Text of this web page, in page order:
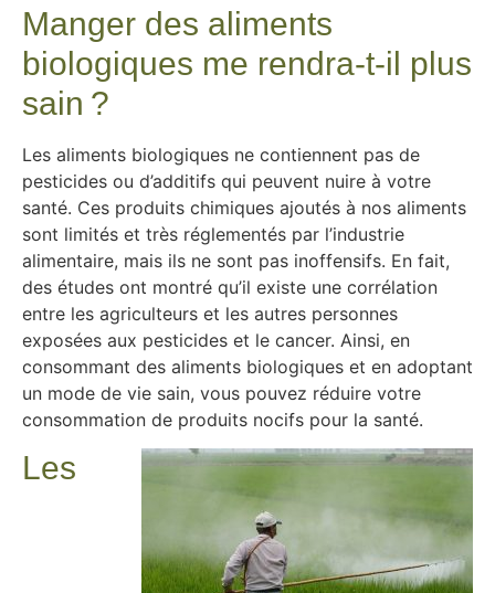
Manger des aliments
biologiques me rendra-t-il plus
sain ?
Les aliments biologiques ne contiennent pas de
pesticides ou d’additifs qui peuvent nuire à votre
santé. Ces produits chimiques ajoutés à nos aliments
sont limités et très réglementés par l’industrie
alimentaire, mais ils ne sont pas inoffensifs. En fait,
des études ont montré qu’il existe une corrélation
entre les agriculteurs et les autres personnes
exposées aux pesticides et le cancer. Ainsi, en
consommant des aliments biologiques et en adoptant
un mode de vie sain, vous pouvez réduire votre
consommation de produits nocifs pour la santé.
Les